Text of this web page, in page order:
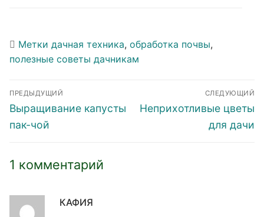
Метки дачная техника, обработка почвы,
полезные советы дачникам
Навигация
по
записям
ПРЕДЫДУЩИЙ
Предыдущая
запись:
Выращивание капусты
пак-чой
СЛЕДУЮЩИЙ
Следующая
Неприхотливые цветы
для дачи
1 комментарий
КАФИЯ